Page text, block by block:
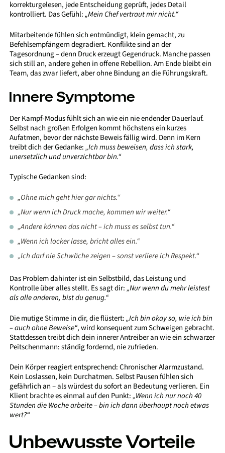
korrekturgelesen, jede Entscheidung geprüft, jedes Detail
kontrolliert. Das Gefühl:„Mein Chef vertraut mir nicht.“
Mitarbeitende fühlen sich entmündigt, klein gemacht, zu
Befehlsempfängern degradiert. Konflikte sind an der
Tagesordnung – denn Druck erzeugt Gegendruck. Manche passen
sich still an, andere gehen in offene Rebellion. Am Ende bleibt ein
Team, das zwar liefert, aber ohne Bindung an die Führungskraft.
Innere Symptome
Der Kampf-Modus fühlt sich an wie ein nie endender Dauerlauf.
Selbst nach großen Erfolgen kommt höchstens ein kurzes
Aufatmen, bevor der nächste Beweis fällig wird. Denn im Kern
treibt dich der Gedanke:„Ich muss beweisen, dass ich stark,
unersetzlich und unverzichtbar bin.“
Typische Gedanken sind:
„Ohne mich geht hier gar nichts.“
„Nur wenn ich Druck mache, kommen wir weiter.“
„Andere können das nicht – ich muss es selbst tun.“
„Wenn ich locker lasse, bricht alles ein.“
„Ich darf nie Schwäche zeigen – sonst verliere ich Respekt.“
Das Problem dahinter ist ein Selbstbild, das Leistung und
Kontrolle über alles stellt. Es sagt dir:„Nur wenn du mehr leistest
als alle anderen, bist du genug.“
Die mutige Stimme in dir, die flüstert:„Ich bin okay so, wie ich bin
– auch ohne Beweise“, wird konsequent zum Schweigen gebracht.
Stattdessen treibt dich dein innerer Antreiber an wie ein schwarzer
Peitschenmann: ständig fordernd, nie zufrieden.
Dein Körper reagiert entsprechend: Chronischer Alarmzustand.
Kein Loslassen, kein Durchatmen. Selbst Pausen fühlen sich
gefährlich an – als würdest du sofort an Bedeutung verlieren. Ein
Klient brachte es einmal auf den Punkt:„Wenn ich nur noch 40
Stunden die Woche arbeite – bin ich dann überhaupt noch etwas
wert?“
Unbewusste Vorteile